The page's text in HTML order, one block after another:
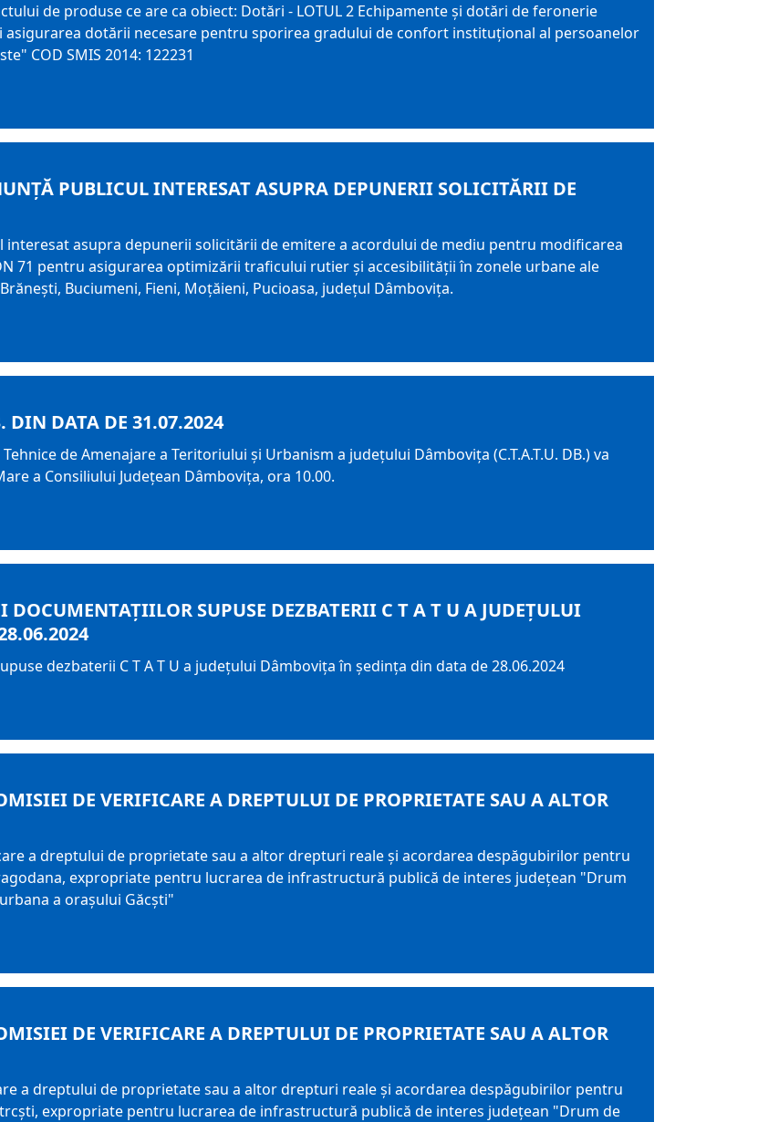
de produse ce are ca obiect: Dotări - LOTUL 2 Echipamente şi dotări de feronerie
dotării necesare pentru sporirea gradului de confort instituţional al persoanelor
COD SMIS 2014: 122231
PUBLICUL INTERESAT ASUPRA DEPUNERII SOLICITĂRII DE
interesat asupra depunerii solicitării de emitere a acordului de mediu pentru modificarea
71 pentru asigurarea optimizării traficului rutier și accesibilității în zonele urbane ale
Buciumeni, Fieni, Moțăieni, Pucioasa, județul Dâmbovița.
DIN DATA DE 31.07.2024
de Amenajare a Teritoriului şi Urbanism a judeţului Dâmboviţa (C.T.A.T.U. DB.) va
a Consiliului Judeţean Dâmboviţa, ora 10.00.
SUPUSE DEZBATERII C T A T U A JUDEŢULUI
dezbaterii C T A T U a judeţului Dâmbovița în şedinţa din data de 28.06.2024
DE VERIFICARE A DREPTULUI DE PROPRIETATE SAU A ALTOR
a dreptului de proprietate sau a altor drepturi reale şi acordarea despăgubirilor pentru
expropriate pentru lucrarea de infrastructură publică de interes judeţean "Drum
a oraşului Găcşti"
DE VERIFICARE A DREPTULUI DE PROPRIETATE SAU A ALTOR
a dreptului de proprietate sau a altor drepturi reale şi acordarea despăgubirilor pentru
expropriate pentru lucrarea de infrastructură publică de interes judeţean "Drum de